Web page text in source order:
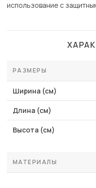
использование с
РАЗМЕРЫ
Ширина (см)
Длина (см)
Высота (см)
МАТЕРИАЛЫ